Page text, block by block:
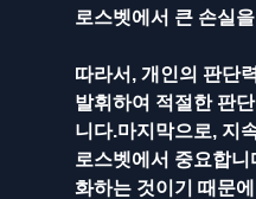
로스벳에서 큰 손실
따라서, 개인의 판단
발휘하여 적절한 판
니다.마지막으로, 지
로스벳에서 중요합니
화하는 것이기 때문